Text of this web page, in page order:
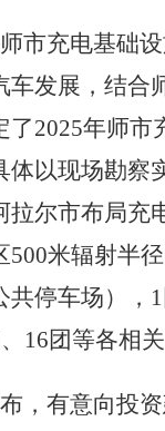
市充电基础
发展，结合
了2025年师市
体以现场勘察
拉尔市布局充
500米辐射半
共停车场），
16团等各相关
，有意向投